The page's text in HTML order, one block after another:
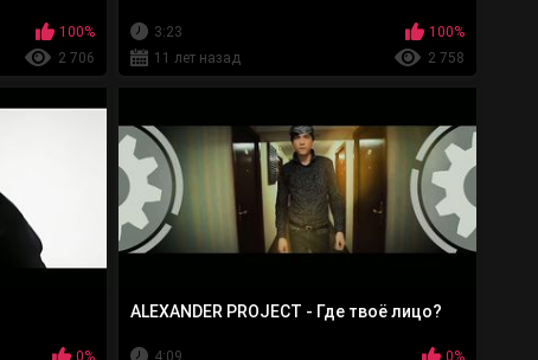
100%
2 706
3:23
100%
11 лет назад
2 758
0%
ALEXANDER PROJECT - Где твоё лицо?
4:09 0%